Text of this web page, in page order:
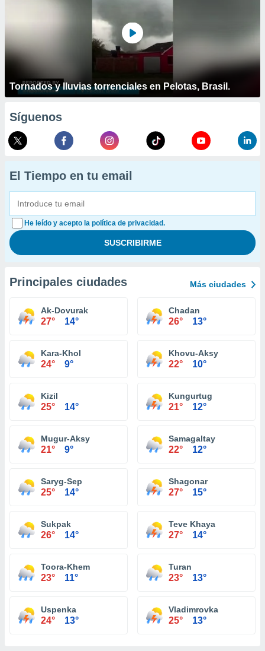
Tornados y lluvias torrenciales en Pelotas, Brasil.
Síguenos
El Tiempo en tu email
He leído y acepto la política de privacidad.
Principales ciudades Más ciudades
Ak-Dovurak
27° 14°
Chadan
26° 13°
Kara-Khol
24° 9°
Khovu-Aksy
22° 10°
Kizil
25° 14°
Kungurtug
21° 12°
Mugur-Aksy
21° 9°
Samagaltay
22° 12°
Saryg-Sep
25° 14°
Shagonar
27° 15°
Sukpak
26° 14°
Teve Khaya
27° 14°
Toora-Khem
23° 11°
Turan
23° 13°
Uspenka
24° 13°
Vladimrovka
25° 13°